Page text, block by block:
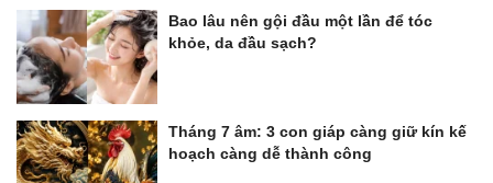
Bao lâu nên gội đầu một lần để tóc
khỏe, da đầu sạch?
Tháng 7 âm: 3 con giáp càng giữ kín kế
hoạch càng dễ thành công